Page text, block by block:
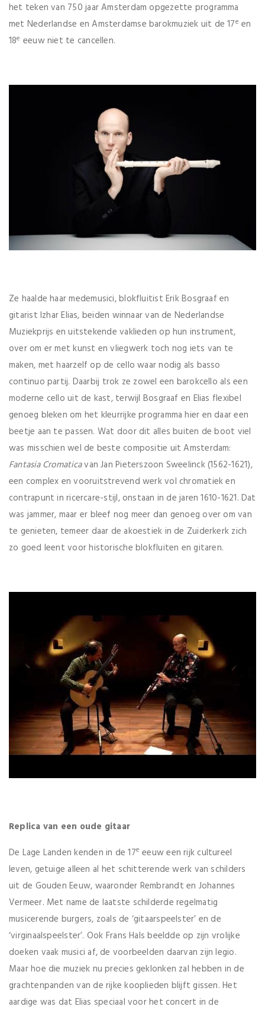
het teken van 750 jaar Amsterdam opgezette programma
met Nederlandse en Amsterdamse barokmuziek uit de 17e en
18e eeuw niet te cancellen.
Ze haalde haar medemusici, blokfluitist Erik Bosgraaf en
gitarist Izhar Elias, beiden winnaar van de Nederlandse
Muziekprijs en uitstekende vaklieden op hun instrument,
over om er met kunst en vliegwerk toch nog iets van te
maken, met haarzelf op de cello waar nodig als basso
continuo partij. Daarbij trok ze zowel een barokcello als een
moderne cello uit de kast, terwijl Bosgraaf en Elias flexibel
genoeg bleken om het kleurrijke programma hier en daar een
beetje aan te passen. Wat door dit alles buiten de boot viel
was misschien wel de beste compositie uit Amsterdam:
Fantasia Cromaticavan Jan Pieterszoon Sweelinck (1562-1621),
een complex en vooruitstrevend werk vol chromatiek en
contrapunt in ricercare-stijl, onstaan in de jaren 1610-1621. Dat
was jammer, maar er bleef nog meer dan genoeg over om van
te genieten, temeer daar de akoestiek in de Zuiderkerk zich
zo goed leent voor historische blokfluiten en gitaren.
Replica van een oude gitaar
De Lage Landen kenden in de 17e eeuw een rijk cultureel
leven, getuige alleen al het schitterende werk van schilders
uit de Gouden Eeuw, waaronder Rembrandt en Johannes
Vermeer. Met name de laatste schilderde regelmatig
musicerende burgers, zoals de ‘gitaarspeelster’ en de
‘virginaalspeelster’. Ook Frans Hals beeldde op zijn vrolijke
doeken vaak musici af, de voorbeelden daarvan zijn legio.
Maar hoe die muziek nu precies geklonken zal hebben in de
grachtenpanden van de rijke kooplieden blijft gissen. Het
aardige was dat Elias speciaal voor het concert in de